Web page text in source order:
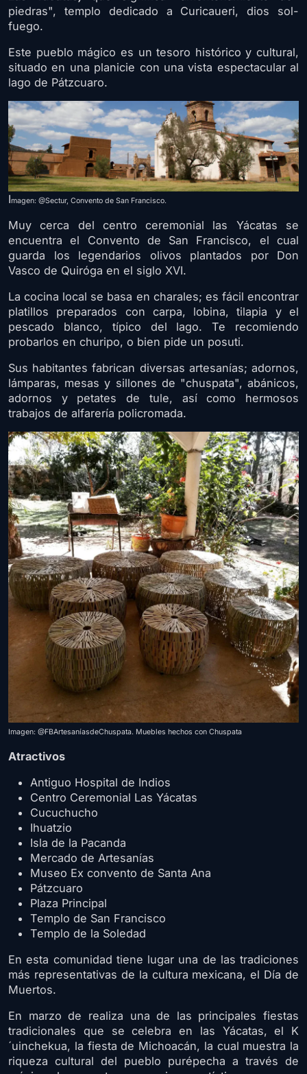
piedras", templo dedicado a Curicaueri, dios sol-
fuego.
Este pueblo mágico es un tesoro histórico y cultural,
situado en una planicie con una vista espectacular al
lago de Pátzcuaro.
Imagen: @Sectur, Convento de San Francisco.
Muy cerca del centro ceremonial las Yácatas se
encuentra el Convento de San Francisco, el cual
guarda los legendarios olivos plantados por Don
Vasco de Quiróga en el siglo XVI.
La cocina local se basa en charales; es fácil encontrar
platillos preparados con carpa, lobina, tilapia y el
pescado blanco, típico del lago. Te recomiendo
probarlos en churipo, o bien pide un posuti.
Sus habitantes fabrican diversas artesanías; adornos,
lámparas, mesas y sillones de "chuspata", abánicos,
adornos y petates de tule, así como hermosos
trabajos de alfarería policromada.
Imagen: @FBArtesaníasdeChuspata. Muebles hechos con Chuspata
Atractivos
Antiguo Hospital de Indios
Centro Ceremonial Las Yácatas
Cucuchucho
Ihuatzio
Isla de la Pacanda
Mercado de Artesanías
Museo Ex convento de Santa Ana
Pátzcuaro
Plaza Principal
Templo de San Francisco
Templo de la Soledad
En esta comunidad tiene lugar una de las tradiciones
más representativas de la cultura mexicana, el Día de
Muertos.
En marzo de realiza una de las principales fiestas
tradicionales que se celebra en las Yácatas, el K
´uinchekua, la fiesta de Michoacán, la cual muestra la
riqueza cultural del pueblo purépecha a través de